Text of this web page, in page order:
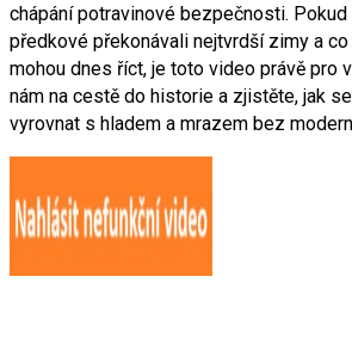
chápání potravinové bezpečnosti. Pokud
předkové překonávali nejtvrdší zimy a co
mohou dnes říct, je toto video právě pro
nám na cestě do historie a zjistěte, jak
vyrovnat s hladem a mrazem bez